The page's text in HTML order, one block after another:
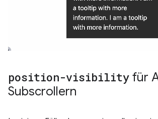
position-visibility für
Subscrollern